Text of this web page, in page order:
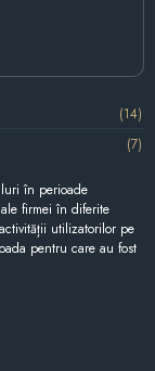
(14)
(7)
în perioade
firmei în diferite
utilizatorilor pe
pentru care au fost